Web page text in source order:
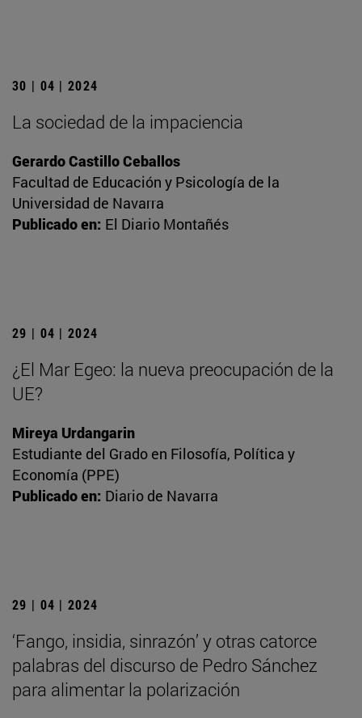
30 | 04 | 2024
La sociedad de la impaciencia
Gerardo Castillo Ceballos
Facultad de Educación y Psicología de la
Universidad de Navarra
Publicado en: El Diario Montañés
29 | 04 | 2024
¿El Mar Egeo: la nueva preocupación de la
UE?
Mireya Urdangarin
Estudiante del Grado en Filosofía, Política y
Economía (PPE)
Publicado en: Diario de Navarra
29 | 04 | 2024
‘Fango, insidia, sinrazón’ y otras catorce
palabras del discurso de Pedro Sánchez
para alimentar la polarización